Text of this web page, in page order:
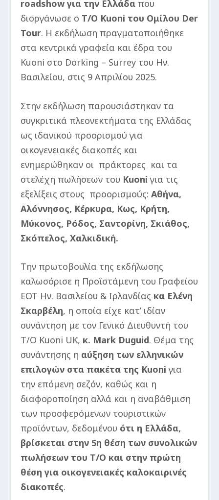
roadshowγια την Ελλάδα που
διοργάνωσε ο Τ/Ο Kuoni του Ομίλου Der
Tour. Η εκδήλωση πραγματοποιήθηκε
στα κεντρικά γραφεία και έδρα του
Kuoni στο Dorking – Surrey του Ην.
Βασιλείου, στις 9 Απριλίου 2025.
Στην εκδήλωση παρουσιάστηκαν τα
συγκριτικά πλεονεκτήματα της Ελλάδας
ως ιδανικού προορισμού για
οικογενειακές διακοπές και
ενημερώθηκαν οι πράκτορες και τα
στελέχη πωλήσεων του Kuoni για τις
εξελίξεις στους προορισμούς:Αθήνα,
Αλόννησος, Κέρκυρα, Κως, Κρήτη,
Μύκονος, Ρόδος, Σαντορίνη, Σκιάθος,
Σκόπελος, Χαλκιδική.
Την πρωτοβουλία της εκδήλωσης
καλωσόρισε η Προϊστάμενη του Γραφείου
ΕΟΤ Ην. Βασιλείου & Ιρλανδίας κα Ελένη
Σκαρβέλη, η οποία είχε κατ’ ιδίαν
συνάντηση με τον Γενικό Διευθυντή του
Τ/Ο Kuoni UK, κ. Mark Duguid. Θέμα της
συνάντησης η αύξηση των ελληνικών
επιλογών στα πακέτα της Kuoni για
την επόμενη σεζόν, καθώς και η
διαφοροποίηση αλλά και η αναβάθμιση
των προσφερόμενων τουριστικών
προϊόντων, δεδομένου ότι η Ελλάδα,
βρίσκεται στην 5η θέση των συνολικών
πωλήσεων του Τ/Ο και στην πρώτη
θέση για οικογενειακές καλοκαιρινές
διακοπές.